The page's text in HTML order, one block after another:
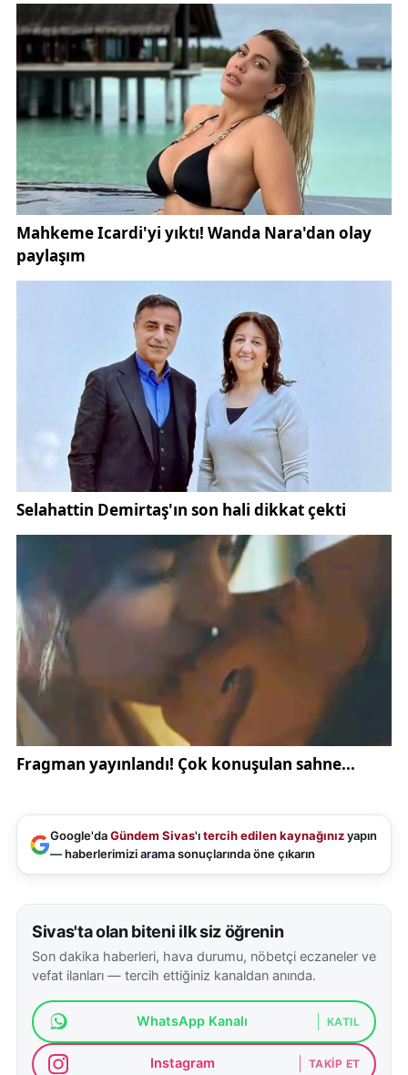
Google'daGündem Sivas'ıtercih edilen kaynağınızyapın
— haberlerimizi arama sonuçlarında öne çıkarın
Sivas'ta olan biteni ilk siz öğrenin
Son dakika haberleri, hava durumu, nöbetçi eczaneler ve
vefat ilanları — tercih ettiğiniz kanaldan anında.
WhatsApp Kanalı KATIL
Instagram TAKIP ET